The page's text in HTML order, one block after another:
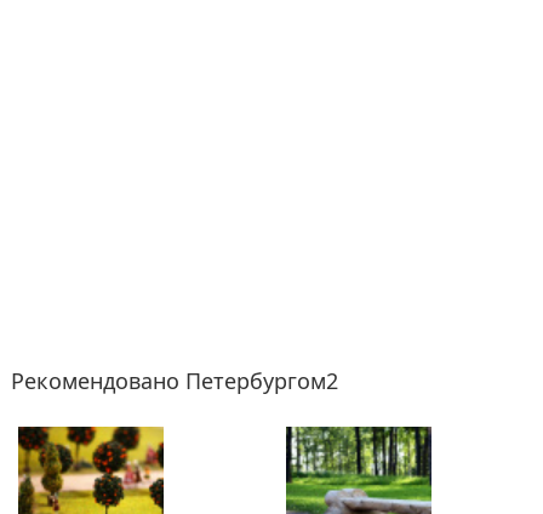
Рекомендовано Петербургом2